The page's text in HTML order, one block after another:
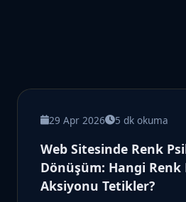
29 Apr 2026 5 dk okuma
Web Sitesinde Renk
Dönüşüm: Hangi Renk
Aksiyonu Tetikler?